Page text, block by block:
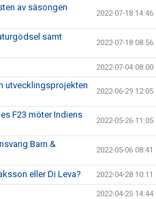
av säsongen
2022-07-18 14:46
samt
2022-07-18 08:56
2022-07-04 08:00
utvecklingsprojekten
2022-06-29 12:05
F23 möter Indiens
2022-05-26 11:05
Barn &
2022-05-06 08:41
eller Di Leva? 2022-04-28 10:11
2022-04-25 14:44